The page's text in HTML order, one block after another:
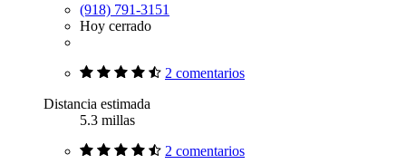
(918) 791-3151
Hoy cerrado
2 comentarios
Distancia estimada
5.3 millas
2 comentarios